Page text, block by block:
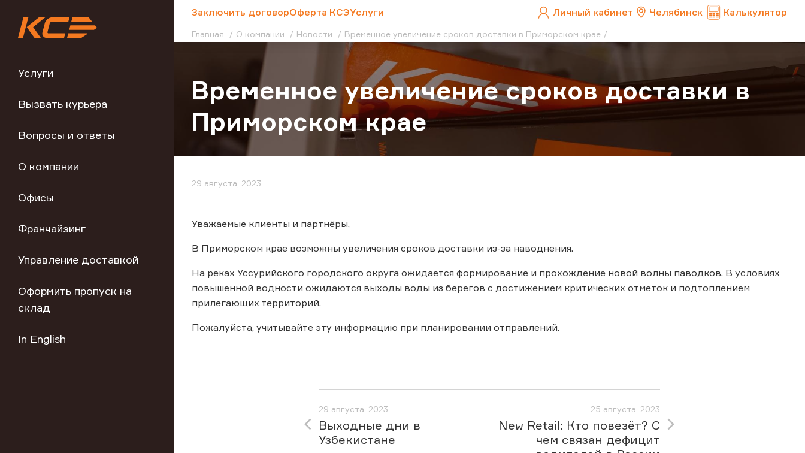
Услуги
Вызвать курьера
Вопросы и ответы
О компании
Офисы
Франчайзинг
Управление доставкой
Оформить пропуск на
склад
In English
Заключить договорОферта КСЭУслуги Личный кабинет Челябинск Калькулятор
Главная О компании Новости Временное увеличение сроков доставки в Приморском крае
Временное увеличение сроков доставки в
Приморском крае
29 августа, 2023
Уважаемые клиенты и партнёры,
В Приморском крае возможны увеличения сроков доставки из-за наводнения.
На реках Уссурийского городского округа ожидается формирование и прохождение новой волны паводков. В условиях
повышенной водности ожидаются выходы воды из берегов с достижением критических отметок и подтоплением
прилегающих территорий.
Пожалуйста, учитывайте эту информацию при планировании отправлений.
29 августа, 2023
Выходные дни в
Узбекистане
25 августа, 2023
New Retail: Кто повезёт? С
чем связан дефицит